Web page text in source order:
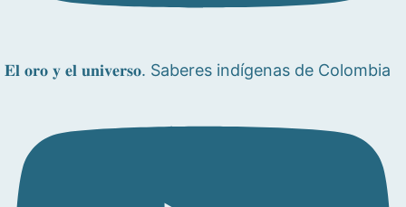
𝐄𝐥 𝐨𝐫𝐨 𝐲 𝐞𝐥 𝐮𝐧𝐢𝐯𝐞𝐫𝐬𝐨. Saberes indígenas de Colombia